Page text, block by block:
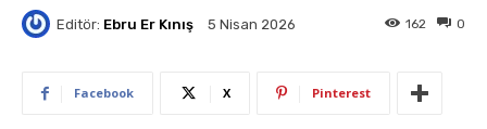
Editör: Ebru Er Kınış 5 Nisan 2026 0
162
Facebook X Pinterest